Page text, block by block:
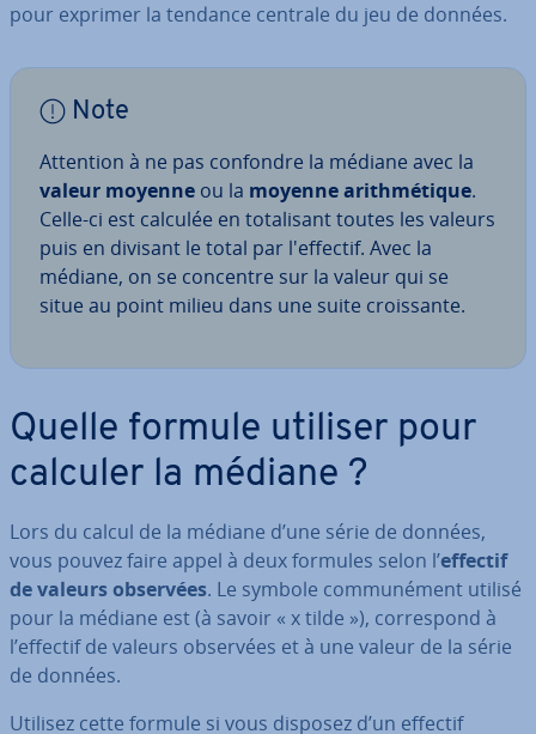
pour exprimer la tendance centrale du jeu de données.
Note
Attention à ne pas confondre la médiane avec la
valeur moyenne ou la moyenne arith­mé­tique.
Celle-ci est calculée en to­ta­li­sant toutes les valeurs
puis en divisant le total par l'ef­fec­tif. Avec la
médiane, on se concentre sur la valeur qui se
situe au point milieu dans une suite crois­sante.
Quelle formule utiliser pour
calculer la médiane ?
Lors du calcul de la médiane d’une série de données,
vous pouvez faire appel à deux formules selon l’effectif
de valeurs observées. Le symbole com­mu­né­ment utilisé
pour la médiane est (à savoir « x tilde »), cor­res­pond à
l’effectif de valeurs observées et à une valeur de la série
de données.
Utilisez cette formule si vous disposez d’un effectif